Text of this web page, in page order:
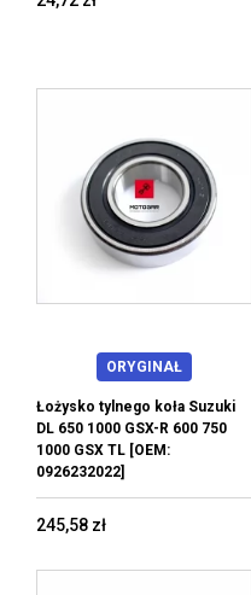
ORYGINAŁ
Łożysko tylnego koła Suzuki
DL 650 1000 GSX-R 600 750
1000 GSX TL [OEM:
0926232022]
245,58 zł